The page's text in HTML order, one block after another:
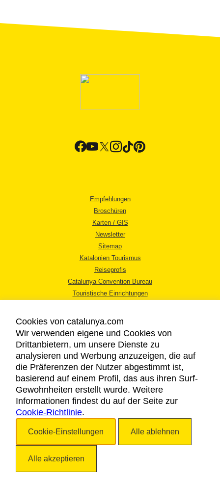
Empfehlungen
Broschüren
Karten / GIS
Newsletter
Sitemap
Katalonien Tourismus
Reiseprofis
Catalunya Convention Bureau
Touristische Einrichtungen
RECHTLICHER HINWEIS
DATENSCHUTZICHTLINIE
COOKIES
BARRIEREFREIHEIT
Cookies von catalunya.com
Wir verwenden eigene und Cookies von
Drittanbietern, um unsere Dienste zu
analysieren und Werbung anzuzeigen, die auf
die Präferenzen der Nutzer abgestimmt ist,
basierend auf einem Profil, das aus ihren Surf-
Gewohnheiten erstellt wurde. Weitere
Informationen findest du auf der Seite zur
Cookie-Richtlinie.
Cookie-Einstellungen Alle ablehnen
Alle akzeptieren